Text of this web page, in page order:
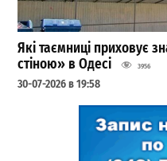
Які таємниці приховує
стіною» в Одесі
3956
30-07-2026 в 19:58